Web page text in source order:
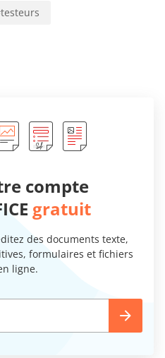
testeurs
compte
gratuit
des documents texte,
formulaires et fichiers
ligne.